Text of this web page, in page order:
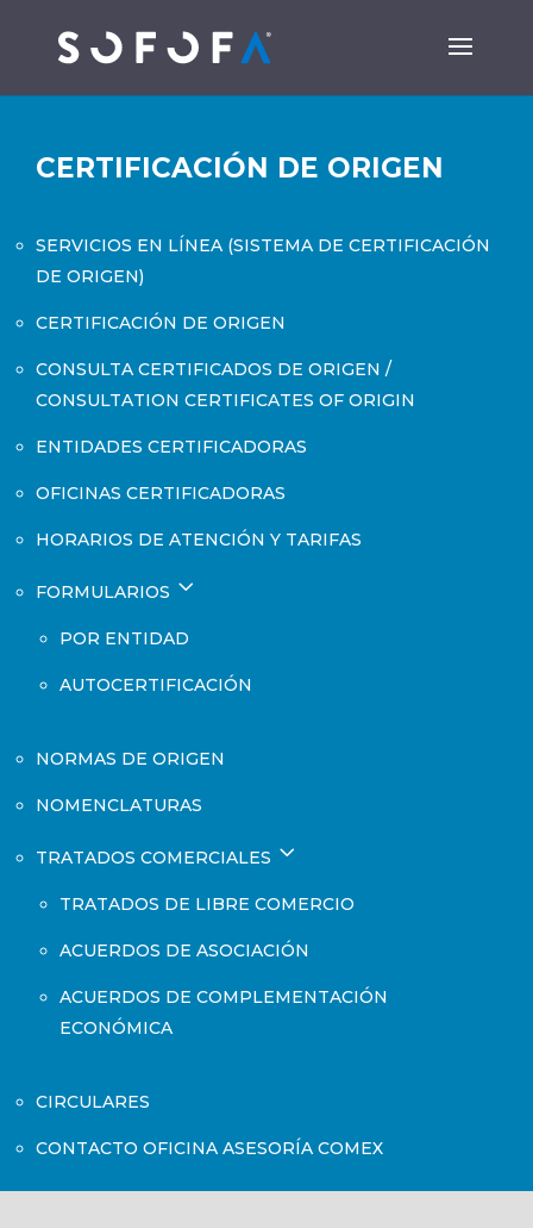
CERTIFICACIÓN DE ORIGEN
SERVICIOS EN LÍNEA (SISTEMA DE CERTIFICACIÓN
DE ORIGEN)
CERTIFICACIÓN DE ORIGEN
CONSULTA CERTIFICADOS DE ORIGEN /
CONSULTATION CERTIFICATES OF ORIGIN
ENTIDADES CERTIFICADORAS
OFICINAS CERTIFICADORAS
HORARIOS DE ATENCIÓN Y TARIFAS
FORMULARIOS 3
POR ENTIDAD
AUTOCERTIFICACIÓN
NORMAS DE ORIGEN
NOMENCLATURAS
TRATADOS COMERCIALES 3
TRATADOS DE LIBRE COMERCIO
ACUERDOS DE ASOCIACIÓN
ACUERDOS DE COMPLEMENTACIÓN
ECONÓMICA
CIRCULARES
CONTACTO OFICINA ASESORÍA COMEX